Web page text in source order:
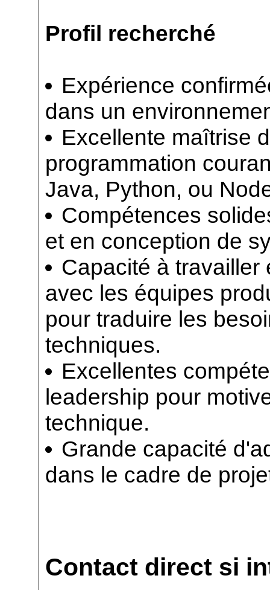
Profil recherché
Expérience
dans un
Excellente maîtrise
programmation
Java, Python, ou
Compétences
et en conception de
Capacité à travailler
avec les équipes
pour traduire les
techniques.
Excellentes
leadership pour
technique.
Grande capacité
dans le cadre de
Contact direct si